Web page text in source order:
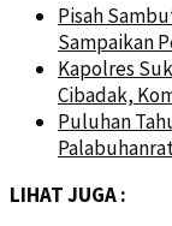
Pisah
Sampaikan
Kapolres
Cibadak,
Puluhan
LIHAT JUGA :